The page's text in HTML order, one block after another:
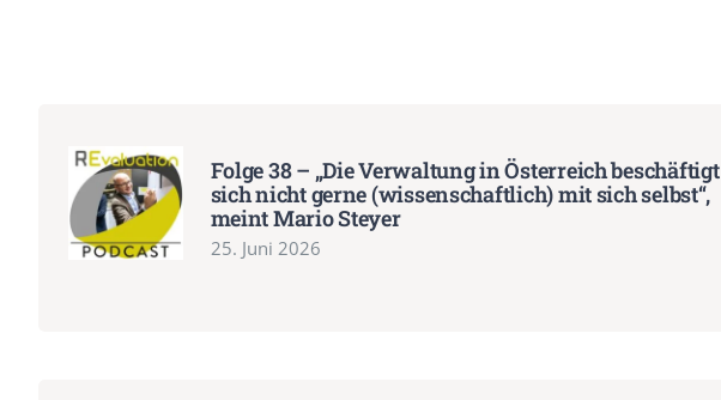
Folge 38 – „Die Verwaltung in Österreich beschäftigt
sich nicht gerne (wissenschaftlich) mit sich selbst“,
meint Mario Steyer
25. Juni 2026